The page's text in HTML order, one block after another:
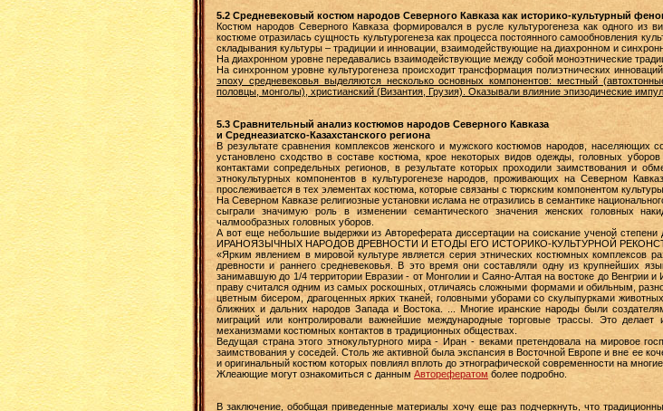
5.2 Средневековый костюм народов Северного Кавказа как историко-культурный
Костюм народов Северного Кавказа формировался в русле культурогенеза как одного из
костюме отразилась сущность культурогенеза как процесса постоянного самообновления
складывания культуры – традиции и инновации, взаимодействующие на диахронном и
На диахронном уровне передавались взаимодействующие между собой моноэтнические
На синхронном уровне культурогенеза происходит трансформация полиэтнических
эпоху средневековья выделяются несколько основных компонентов: местный
половцы, монголы), христианский (Византия, Грузия). Оказывали влияние эпизодические
5.3 Сравнительный анализ костюмов народов Северного Кавказа
и Среднеазиатско-Казахстанского региона
В результате сравнения комплексов женского и мужского костюмов народов,
установлено сходство в составе костюма, крое некоторых видов одежды, головных
контактами сопредельных регионов, в результате которых проходили заимствования и
этнокультурных компонентов в культурогенезе народов, проживающих на Северном
прослеживается в тех элементах костюма, которые связаны с тюркским компонентом
На Северном Кавказе религиозные установки ислама не отразились в семантике
сыграли значимую роль в изменении семантического значения женских головных
чалмообразных головных уборов.
А вот еще небольшие выдержки из Автореферата диссертации на соискание ученой
ИРАНОЯЗЫЧНЫХ НАРОДОВ ДРЕВНОСТИ И ЕТОДЫ ЕГО ИСТОРИКО-КУЛЬТУРНОЙ
«Ярким явлением в мировой культуре является серия этнических костюмных комплексов
древности и раннего средневековья. В это время они составляли одну из крупнейших
занимавшую до 1/4 территории Евразии - от Монголии и Саяно-Алтая на востоке до Венгрии
праву считался одним из самых роскошных, отличаясь сложными формами и обильным,
цветным бисером, драгоценных ярких тканей, головными уборами со скулыпурками
ближних и дальних народов Запада и Востока. ... Многие иранские народы были
миграций или контролировали важнейшие международные торговые трассы. Это
механизмами костюмных контактов в традиционных обществах.
Ведущая страна этого этнокультурного мира - Иран - веками претендовала на мировое
заимствования у соседей. Столь же активной была экспансия в Восточной Европе и вне ее
и оригинальный костюм которых повлиял вплоть до этнографической современности на
Жлеающие могут ознакомиться с данным Авторефератом более подробно.
В заключение, обобщая приведенные материалы хочу еще раз подчеркнуть, что